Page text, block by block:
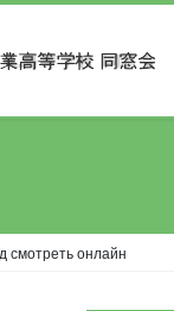
смотреть онлайн